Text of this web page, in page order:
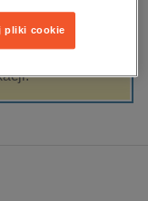
informatyka
Filtrowanie
pliki cookie